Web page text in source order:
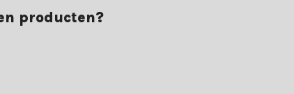
producten?